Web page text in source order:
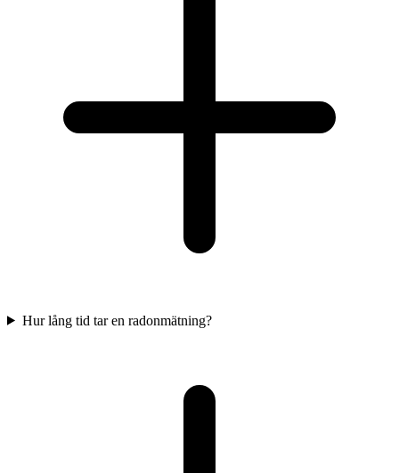
Hur lång tid tar en radonmätning?